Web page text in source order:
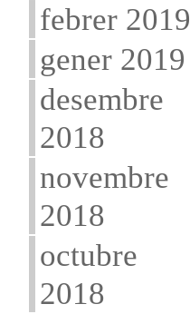
febrer 2019
gener 2019
desembre
2018
novembre
2018
octubre
2018